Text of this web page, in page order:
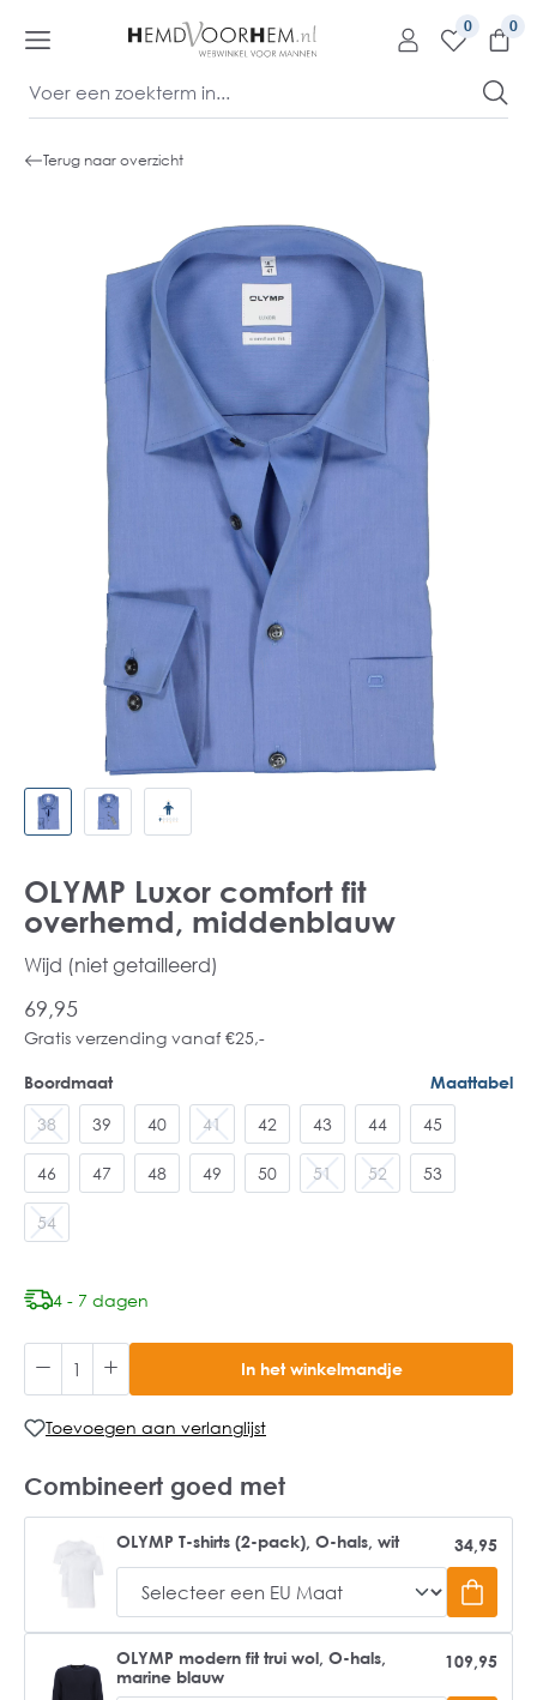
0
Terug naar overzicht
OLYMP Luxor comfort fit
overhemd, middenblauw
Wijd (niet getailleerd)
69,95
Gratis verzending vanaf €25,-
Boordmaat Maattabel
38 39 40 41 42 43 44 45
46 47 48 49 50 51 52 53
54
4 - 7 dagen
In het winkelmandje
Toevoegen aan verlanglijst
Combineert goed met
OLYMP T-shirts (2-pack), O-hals, wit 34,95
OLYMP modern fit trui wol, O-hals,
marine blauw
109,95